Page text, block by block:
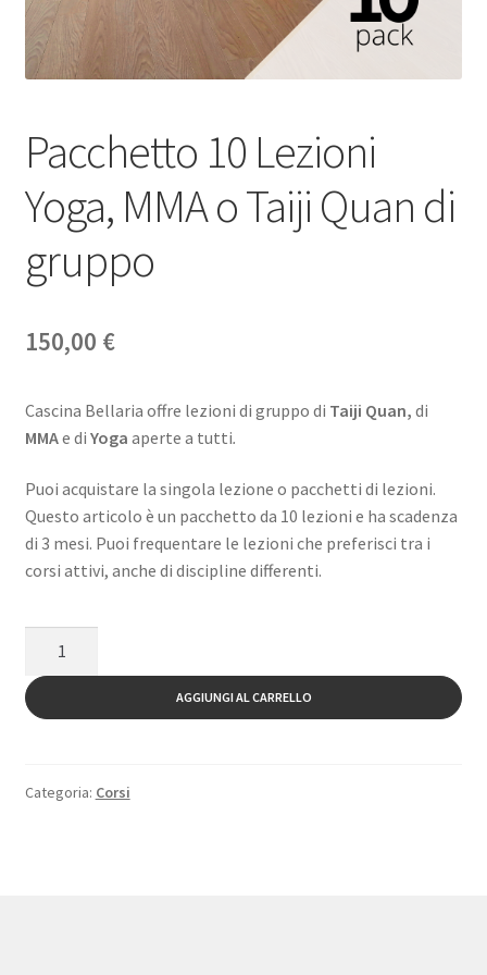
Pacchetto 10 Lezioni
Yoga, MMA o Taiji Quan di
gruppo
150,00 €
Cascina Bellaria offre lezioni di gruppo di Taiji Quan, di
MMAe di Yoga aperte a tutti.
Puoi acquistare la singola lezione o pacchetti di lezioni.
Questo articolo è un pacchetto da 10 lezioni e ha scadenza
di 3 mesi. Puoi frequentare le lezioni che preferisci tra i
corsi attivi, anche di discipline differenti.
Lezioni
Yoga,
Taiji
AGGIUNGI AL CARRELLO
Categoria: Corsi